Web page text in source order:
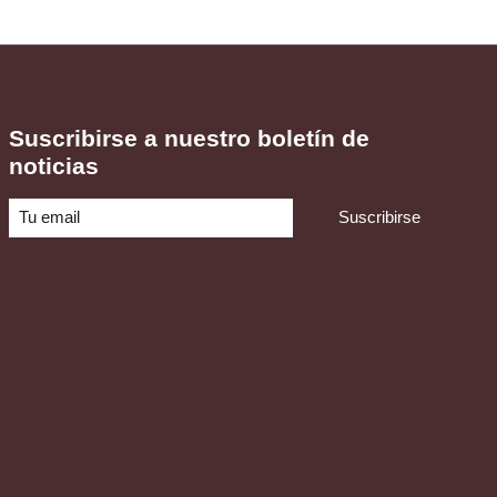
Suscribirse a nuestro boletín de
noticias
Suscribirse